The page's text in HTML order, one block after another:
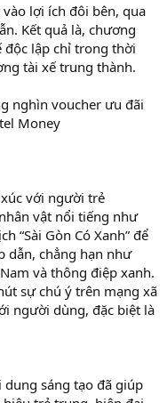
lợi ích đôi bên, qua
Kết quả là, chương
lập chỉ trong thời
tài xế trung thành.
nghìn voucher ưu đãi
Money
xúc với người trẻ
vật nổi tiếng như
“Sài Gòn Có Xanh” để
dẫn, chẳng hạn như
và thông điệp xanh.
sự chú ý trên mạng xã
người dùng, đặc biệt là
dung sáng tạo đã giúp